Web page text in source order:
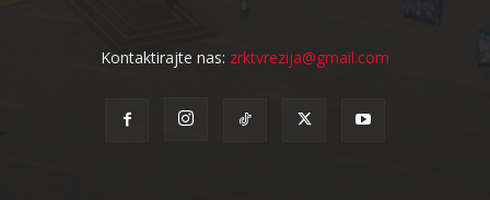
Kontaktirajte nas: zrktvrezija@gmail.com